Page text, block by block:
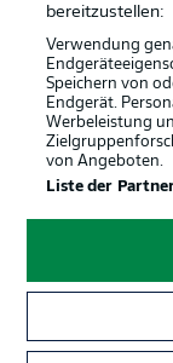
©
bereitzustellen:
Verwendung
Speichern von
Endgerät.
Werbeleistung
von Angeboten.
Liste der